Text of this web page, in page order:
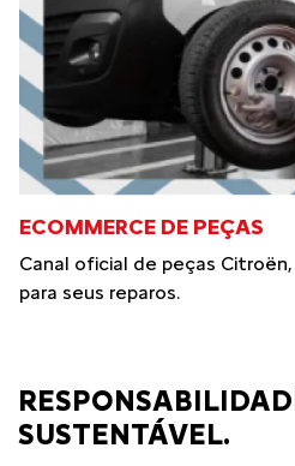
ECOMMERCE DE PEÇAS
Canal oficial de peças
para seus reparos.
SUSTENTÁVEL.